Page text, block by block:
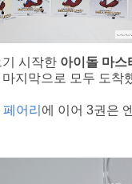
시작한 아이돌 마스
지막으로 모두 도착
어리 에 이어 3권은